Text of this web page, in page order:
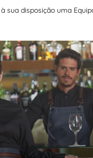
sua disposição uma